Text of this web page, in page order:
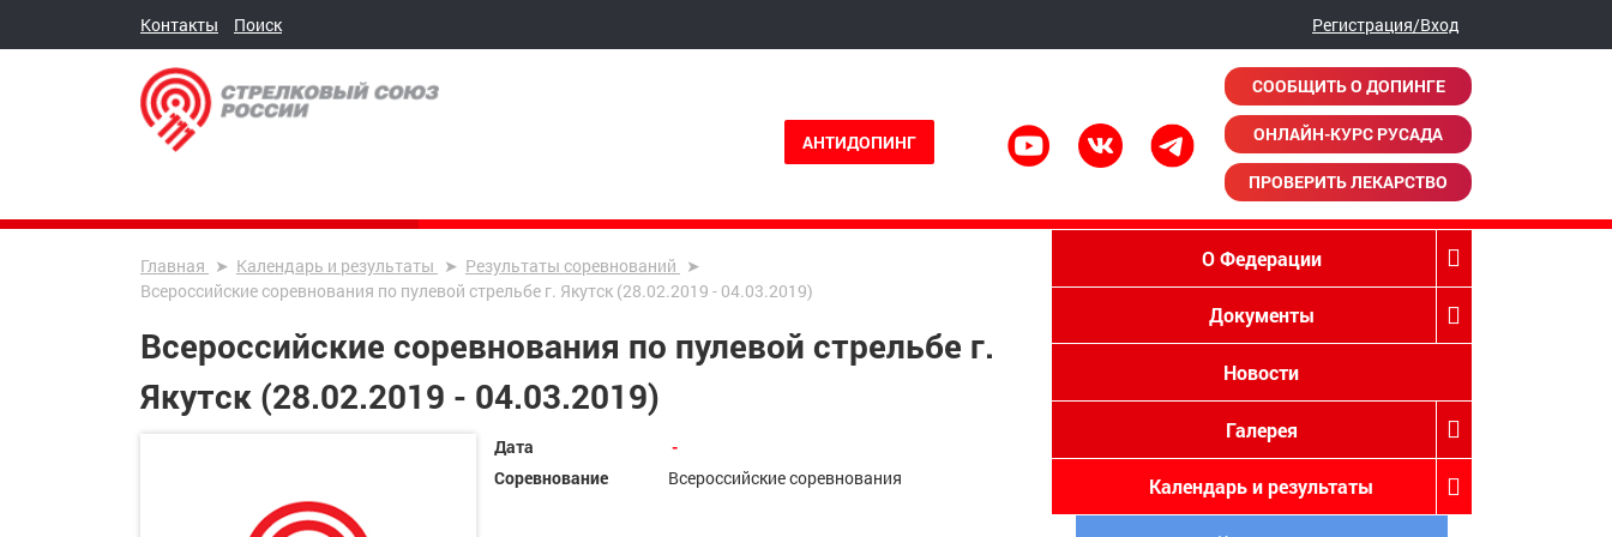
Контакты Поиск Регистрация/Вход
АНТИДОПИНГ
СООБЩИТЬ О ДОПИНГЕ
ОНЛАЙН-КУРС РУСАДА
ПРОВЕРИТЬ ЛЕКАРСТВО
Главная Календарь и результаты
Результаты соревнований
Всероссийские соревнования по пулевой стрельбе г. Якутск (28.02.2019 - 04.03.2019)
Всероссийские соревнования по пулевой стрельбе г.
Якутск (28.02.2019 - 04.03.2019)
Дата
-
Соревнование
Всероссийские соревнования
О Федерации
Документы
Новости
Галерея
Календарь и результаты